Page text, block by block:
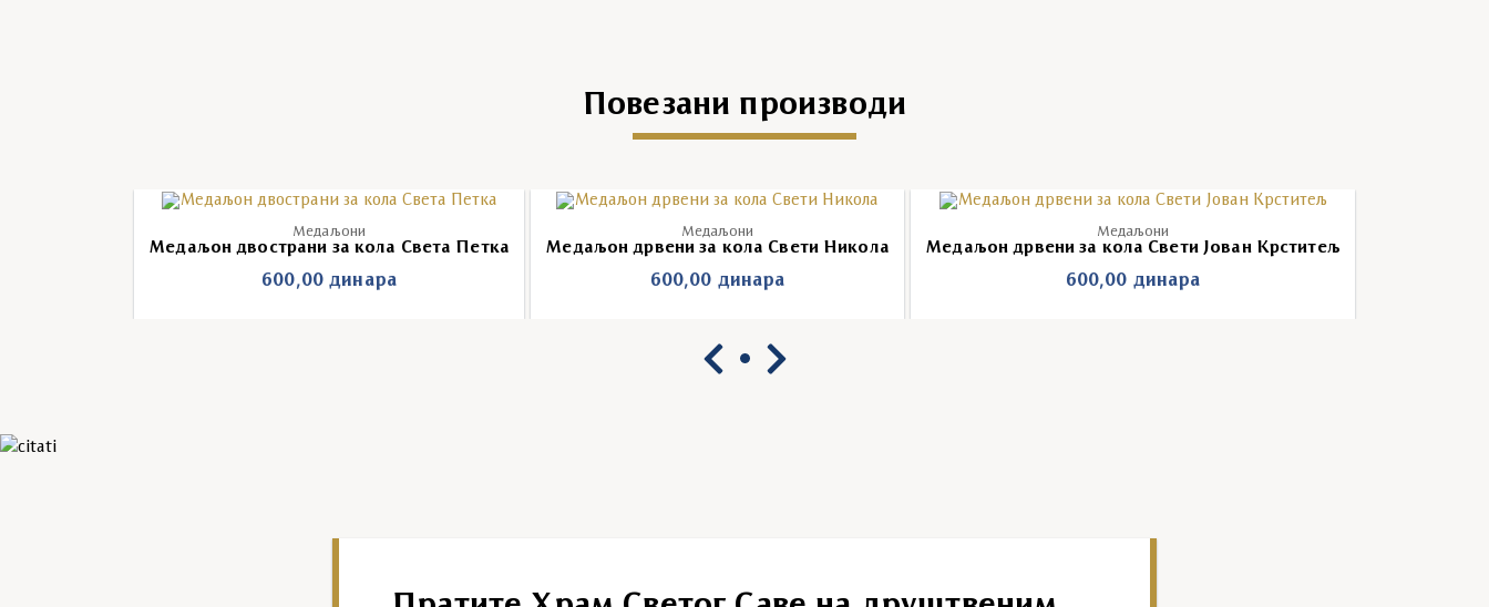
Повезани производи
Медаљони
Медаљон двострани за кола Света Петка
600,00динара
Медаљони
Медаљон дрвени за кола Свети Никола
600,00 динара
Медаљони
Медаљон дрвени за кола Свети Јован Крститељ
600,00 динара